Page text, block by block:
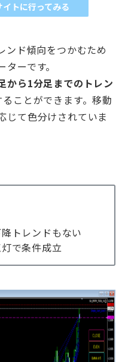
イトに行ってみる
ンド傾向をつかむため
ーです。
から1分足までのトレン
ることができます。移動
じて色分けされていま
トレンドもない
で条件成立